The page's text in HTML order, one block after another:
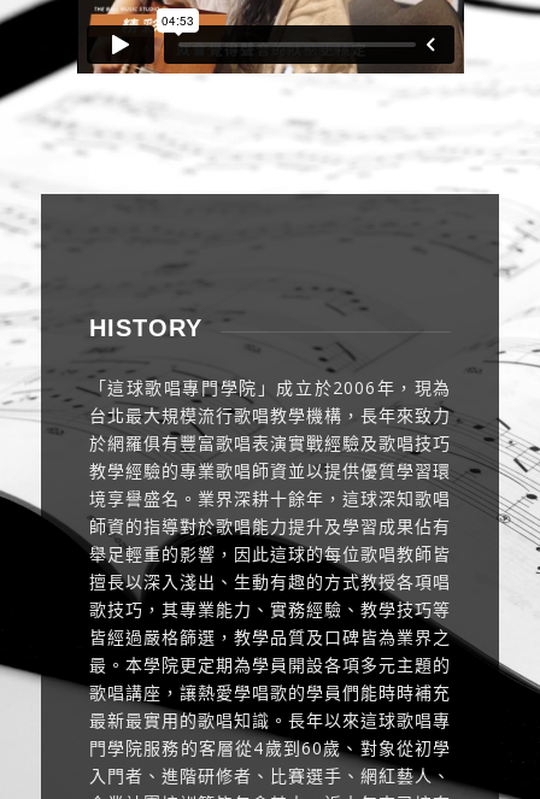
HISTORY
「這球歌唱專門學院」成立於2006年，現為
台北最大規模流行歌唱教學機構，長年來致力
於網羅俱有豐富歌唱表演實戰經驗及歌唱技巧
教學經驗的專業歌唱師資並以提供優質學習環
境享譽盛名。業界深耕十餘年，這球深知歌唱
師資的指導對於歌唱能力提升及學習成果佔有
舉足輕重的影響，因此這球的每位歌唱教師皆
擅長以深入淺出、生動有趣的方式教授各項唱
歌技巧，其專業能力、實務經驗、教學技巧等
皆經過嚴格篩選，教學品質及口碑皆為業界之
最。本學院更定期為學員開設各項多元主題的
歌唱講座，讓熱愛學唱歌的學員們能時時補充
最新最實用的歌唱知識。長年以來這球歌唱專
門學院服務的客層從4歲到60歲、對象從初學
入門者、進階研修者、比賽選手、網紅藝人、